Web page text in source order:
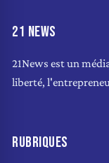
21 NEWS
21News est un
liberté,
RUBRIQUES